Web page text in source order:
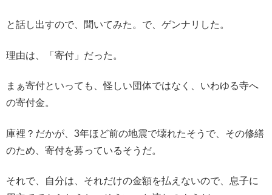
と話し出すので、聞いてみた。で、ゲンナリした。
理由は、「寄付」だった。
まぁ寄付といっても、怪しい団体ではなく、いわゆる寺へ
の寄付金。
庫裡？だかが、3年ほど前の地震で壊れたそうで、その修繕
のため、寄付を募っているそうだ。
それで、自分は、それだけの金額を払えないので、息子に